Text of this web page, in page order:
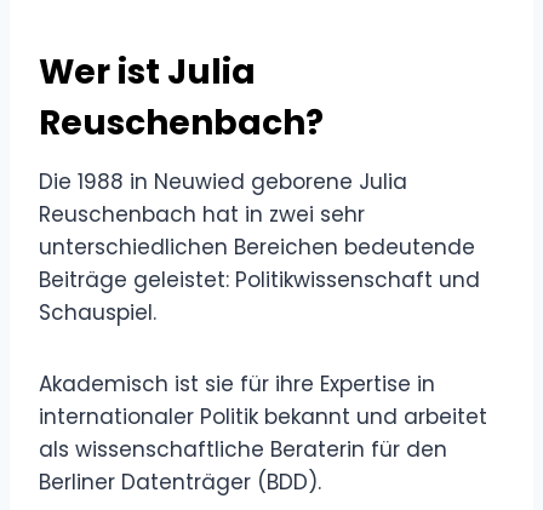
Wer ist Julia
Reuschenbach?
Die 1988 in Neuwied geborene Julia
Reuschenbach hat in zwei sehr
unterschiedlichen Bereichen bedeutende
Beiträge geleistet: Politikwissenschaft und
Schauspiel.
Akademisch ist sie für ihre Expertise in
internationaler Politik bekannt und arbeitet
als wissenschaftliche Beraterin für den
Berliner Datenträger (BDD).